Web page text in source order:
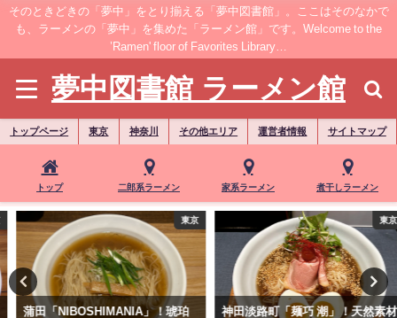
そのときどきの「夢中」をとり揃える「夢中図書館」。ここはそのなかで
も、ラーメンの「夢中」を集めた「ラーメン館」です。Welcome to the
’Ramen' floor of Favorites Library…
夢中図書館 ラーメン館
トップページ 東京 神奈川 その他エリア 運営者情報 サイトマップ
トップ 二郎系ラーメン 家系ラーメン 煮干しラーメン
東京
蒲田「NIBOSHIMANIA」！琥珀
東京
神田淡路町「麺巧 潮」！天然素材